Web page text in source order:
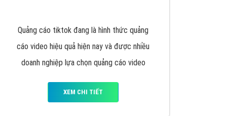
Quảng cáo tiktok đang là hình thức quảng
cáo video hiệu quả hiện nay và được nhiều
doanh nghiệp lựa chọn quảng cáo video
XEM CHI TIẾT